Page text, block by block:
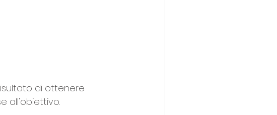
di ottenere
all'obiettivo.